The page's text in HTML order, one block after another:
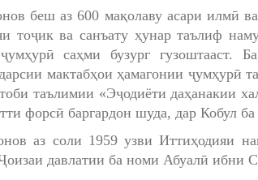
беш аз 600 мақолаву асари илмӣ
тоҷик ва санъату ҳунар таълиф
саҳми бузург гузоштааст.
мактабҳои ҳамагонии ҷумҳурӣ
таълимии «Эҷодиёти даҳанакии
форсӣ баргардон шуда, дар Кобул ба
аз соли 1959 узви Иттиҳодияи
давлатии ба номи Абуалӣ ибни